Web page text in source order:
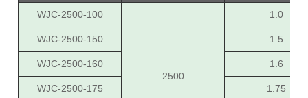
WJC-2500-100
2500
1.0
WJC-2500-150 1.5
WJC-2500-160 1.6
WJC-2500-175 1.75